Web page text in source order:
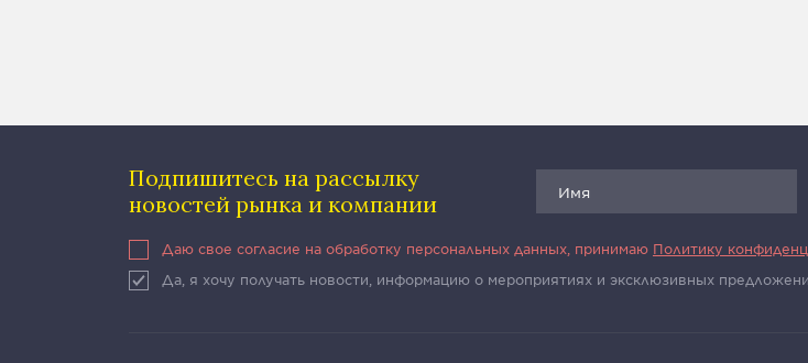
Подпишитесь на рассылку
новостей рынка и компании
Даю свое согласие на обработку персональных данных, принимаю Политику
Да, я хочу получать новости, информацию о мероприятиях и эксклюзивных